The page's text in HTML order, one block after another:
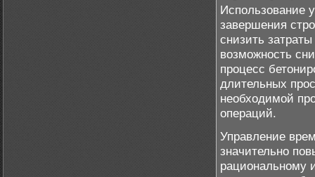
Использование
завершения
снизить
возможность
процесс
длительных
необходимой
операций.
Управление
значительно
рациональному